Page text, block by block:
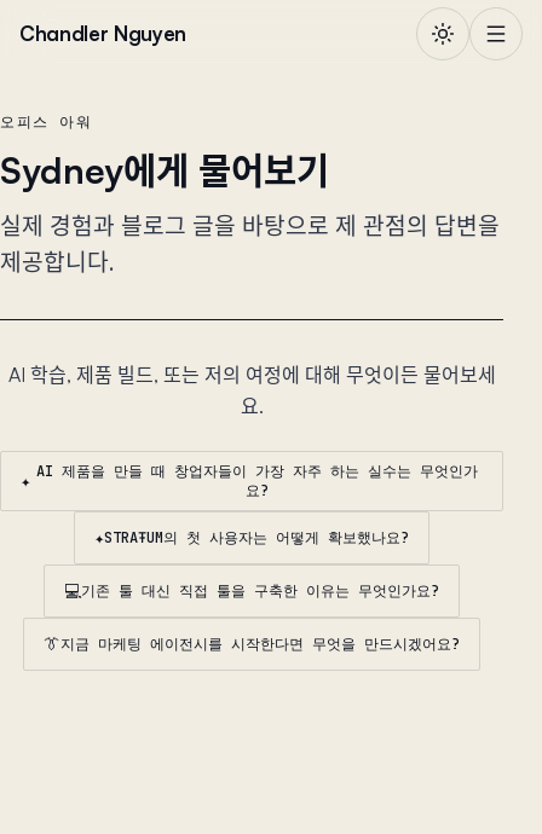
Chandler Nguyen
오피스 아워
Sydney에게 물어보기
실제 경험과 블로그 글을 바탕으로 제 관점의 답변을
제공합니다.
AI 학습, 제품 빌드, 또는 저의 여정에 대해 무엇이든 물어보세
요.
✦ AI 제품을 만들 때 창업자들이 가장 자주 하는 실수는 무엇인가
요?
✦STRAŦUM의 첫 사용자는 어떻게 확보했나요?
💻기존 툴 대신 직접 툴을 구축한 이유는 무엇인가요?
👔지금 마케팅 에이전시를 시작한다면 무엇을 만드시겠어요?